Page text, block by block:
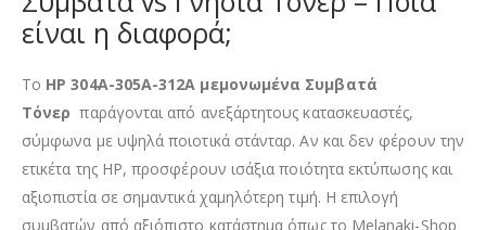
είναι η διαφορά;
Τo HP 304A-305A-312A μεμονωμένα Συμβατά
Τόνερ παράγονται από ανεξάρτητους κατασκευαστές,
σύμφωνα με υψηλά ποιοτικά στάνταρ. Αν και δεν φέρουν την
ετικέτα της HP, προσφέρουν ισάξια ποιότητα εκτύπωσης και
αξιοπιστία σε σημαντικά χαμηλότερη τιμή. Η επιλογή
συμβατών από αξιόπιστο κατάστημα όπως το Melanaki-Shop